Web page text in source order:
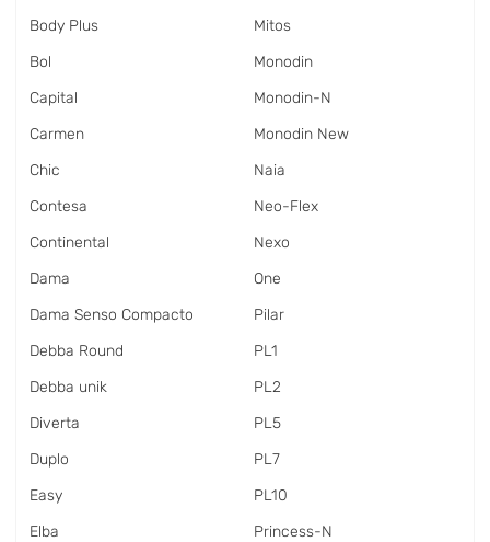
Body Plus
Bol
Capital
Carmen
Chic
Contesa
Continental
Dama
Dama Senso Compacto
Debba Round
Debba unik
Diverta
Duplo
Easy
Elba
Mitos
Monodin
Monodin-N
Monodin New
Naia
Neo-Flex
Nexo
One
Pilar
PL1
PL2
PL5
PL7
PL10
Princess-N